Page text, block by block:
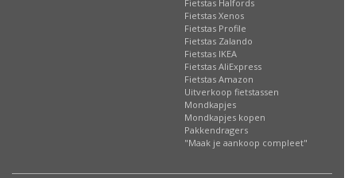
Fietstas Halfords
Fietstas Xenos
Fietstas Profile
Fietstas Zalando
Fietstas IKEA
Fietstas AliExpress
Fietstas Amazon
Uitverkoop fietstassen
Mondkapjes
Mondkapjes kopen
Pakkendragers
"Maak je aankoop compleet"